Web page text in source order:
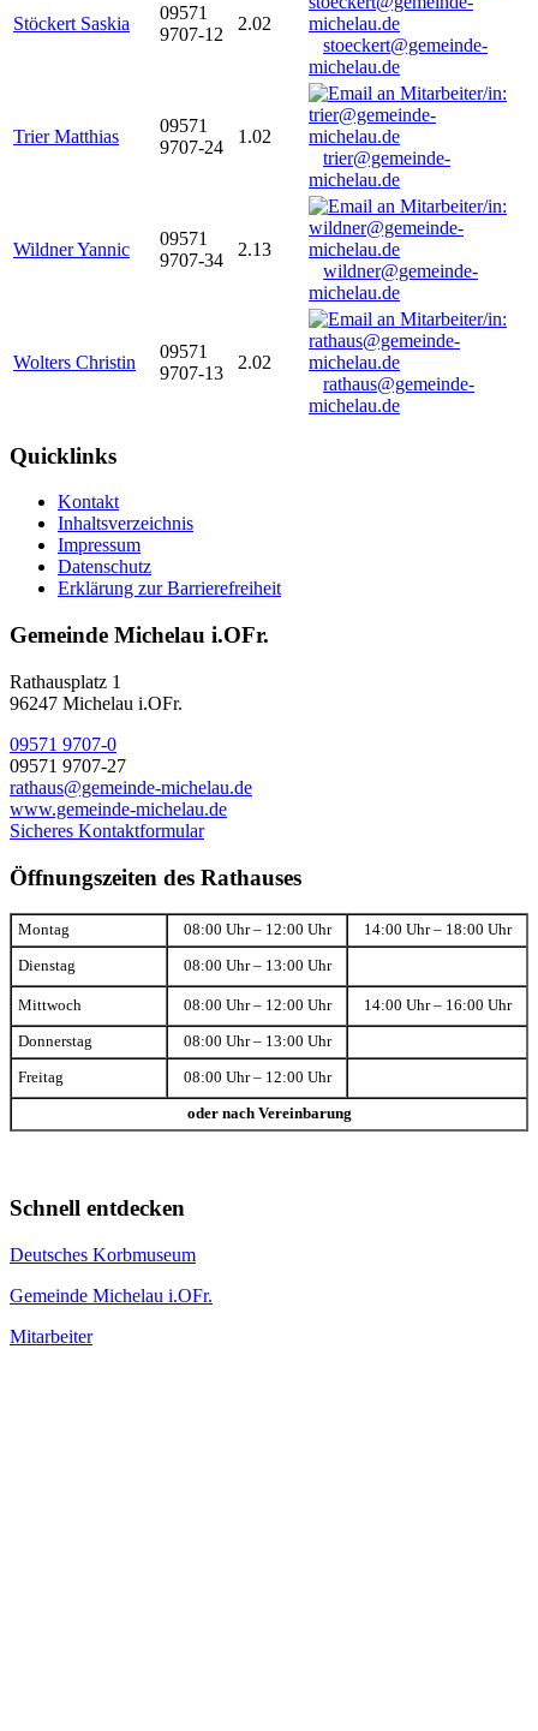
Stöckert Saskia
09571
9707-12
2.02
stoeckert@gemeinde-
michelau.de
Trier Matthias
09571
9707-24
1.02
trier@gemeinde-
michelau.de
Wildner Yannic
09571
9707-34
2.13
wildner@gemeinde-
michelau.de
Wolters Christin
09571
9707-13
2.02
rathaus@gemeinde-
michelau.de
Quicklinks
Kontakt
Inhaltsverzeichnis
Impressum
Datenschutz
Erklärung zur Barrierefreiheit
Gemeinde Michelau i.OFr.
Rathausplatz 1
96247 Michelau i.OFr.
09571 9707-0
09571 9707-27
rathaus@gemeinde-michelau.de
www.gemeinde-michelau.de
Sicheres Kontaktformular
Öffnungszeiten des Rathauses
Montag 08:00 Uhr – 12:00 Uhr 14:00 Uhr – 18:00 Uhr
Dienstag 08:00 Uhr – 13:00 Uhr
Mittwoch 08:00 Uhr – 12:00 Uhr 14:00 Uhr – 16:00 Uhr
Donnerstag 08:00 Uhr – 13:00 Uhr
Freitag 08:00 Uhr – 12:00 Uhr
oder nach Vereinbarung
Schnell entdecken
Deutsches Korbmuseum
Gemeinde Michelau i.OFr.
Mitarbeiter